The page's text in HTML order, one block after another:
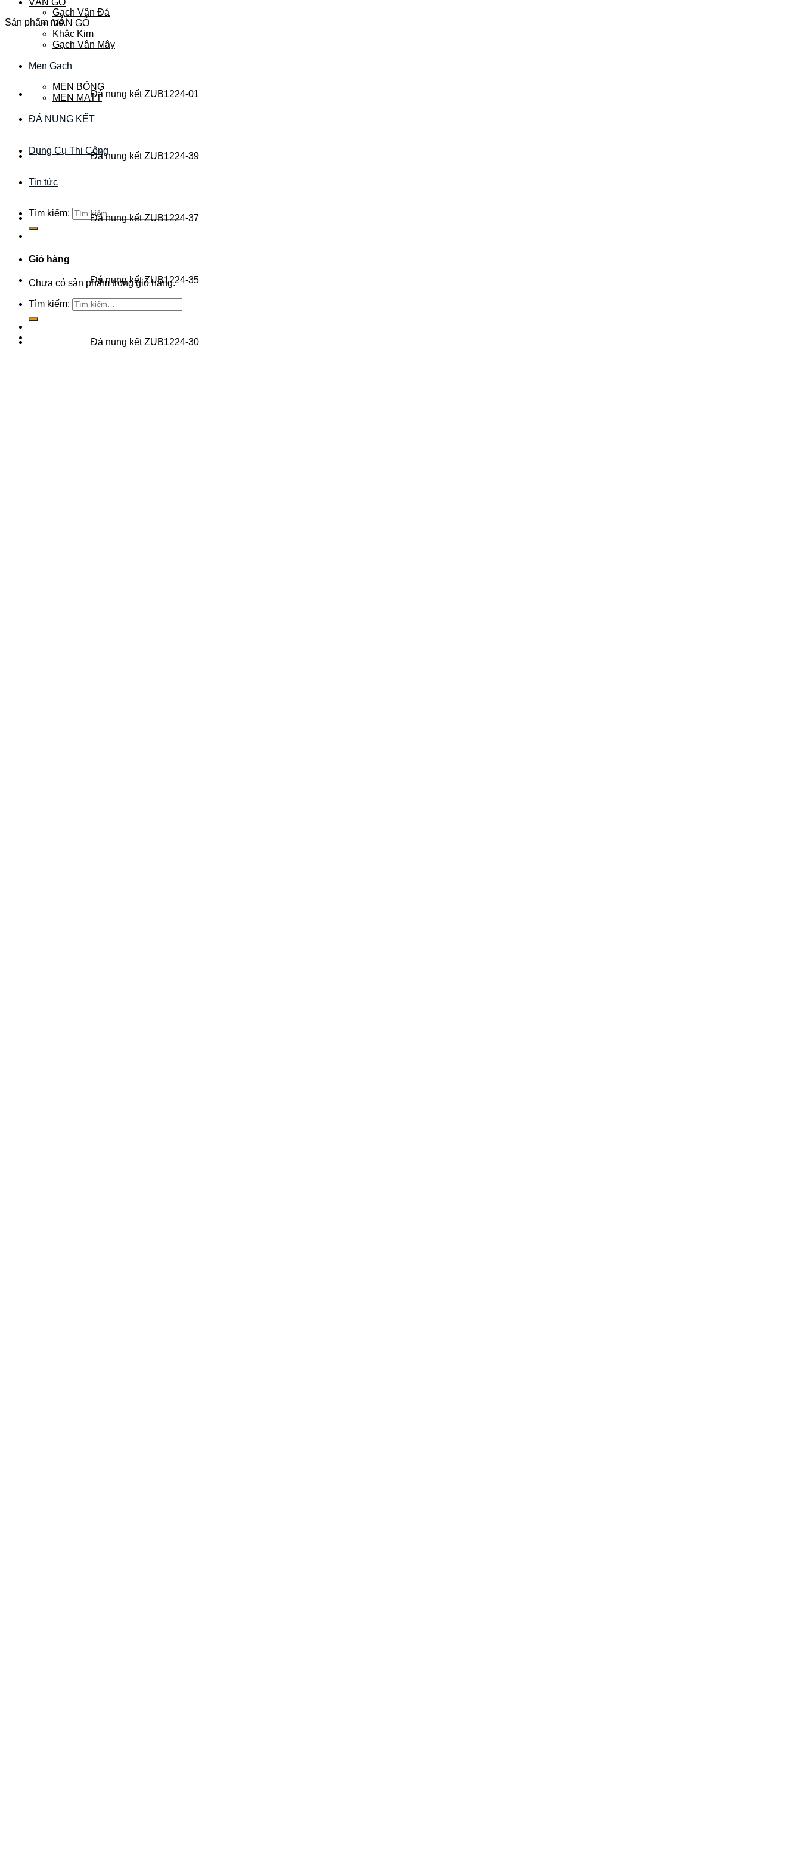
Gạch Vân Đá
VÂN GỖ
Khắc Kim
Gạch Vân Mây
Men Gạch
MEN BÓNG
MEN MATT
ĐÁ NUNG KẾT
Dụng Cụ Thi Công
Tin tức
Tìm kiếm:
Giỏ hàng
Chưa có sản phẩm trong giỏ hàng.
Tìm kiếm:
VÂN GỖ
Sản phẩm mới
Đá nung kết ZUB1224-01
Đá nung kết ZUB1224-39
Đá nung kết ZUB1224-37
Đá nung kết ZUB1224-35
Đá nung kết ZUB1224-30